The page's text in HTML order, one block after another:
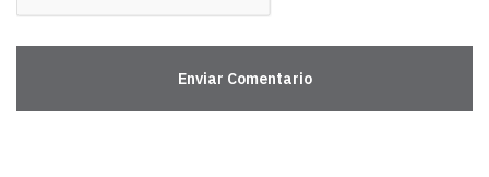
Enviar Comentario